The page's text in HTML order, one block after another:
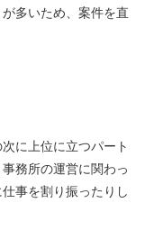
多いため、案件を直
に上位に立つパート
務所の運営に関わっ
事を割り振ったりし